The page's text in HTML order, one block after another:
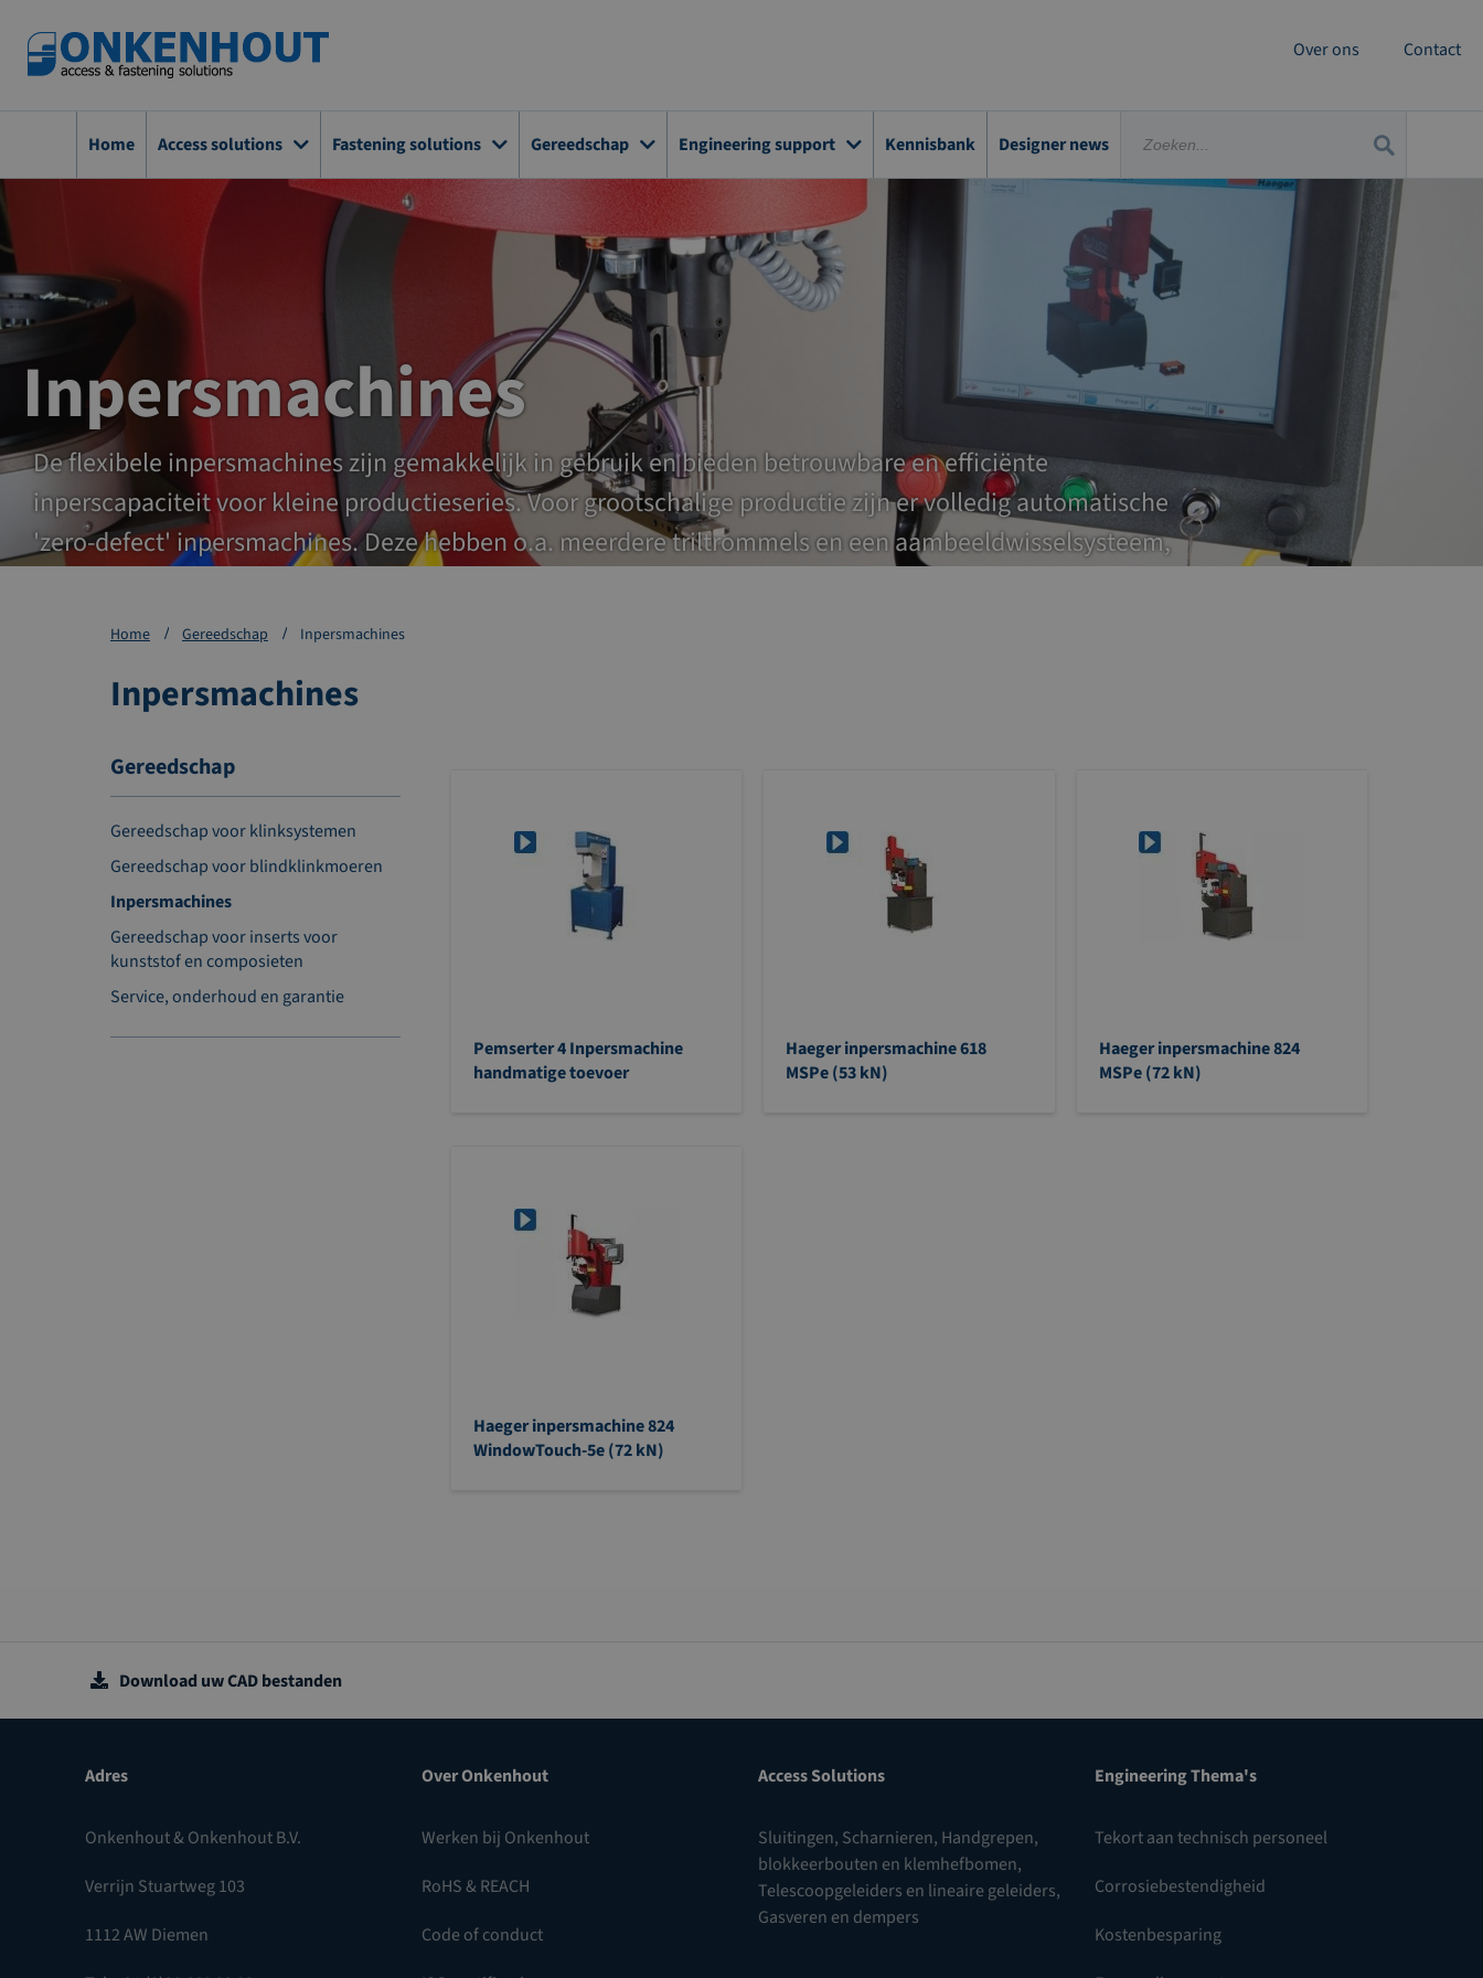
Over ons Contact
Home Access solutions Fastening solutions Gereedschap Engineering support Kennisbank Designer news
Inpersmachines
De flexibele inpersmachines zijn gemakkelijk in gebruik en bieden betrouwbare en efficiënte
inperscapaciteit voor kleine productieseries. Voor grootschalige productie zijn er volledig automatische
'zero-defect' inpersmachines. Deze hebben o.a. meerdere triltrommels en een aambeeldwisselsysteem,
Home Gereedschap Inpersmachines
Inpersmachines
Pemserter 4 Inpersmachine
handmatige toevoer
Haeger inpersmachine 618
MSPe (53 kN)
Haeger inpersmachine 824
MSPe (72 kN)
Haeger inpersmachine 824
WindowTouch-5e (72 kN)
Gereedschap
Gereedschap voor klinksystemen
Gereedschap voor blindklinkmoeren
Inpersmachines
Gereedschap voor inserts voor
kunststof en composieten
Service, onderhoud en garantie
Download uw CAD bestanden
Adres
Onkenhout & Onkenhout B.V.
Verrijn Stuartweg 103
1112 AW Diemen
Over Onkenhout
Werken bij Onkenhout
RoHS & REACH
Code of conduct
Access Solutions
Sluitingen, Scharnieren, Handgrepen,
blokkeerbouten en klemhefbomen,
Telescoopgeleiders en lineaire geleiders,
Gasveren en dempers
Engineering Thema's
Tekort aan technisch personeel
Corrosiebestendigheid
Kostenbesparing